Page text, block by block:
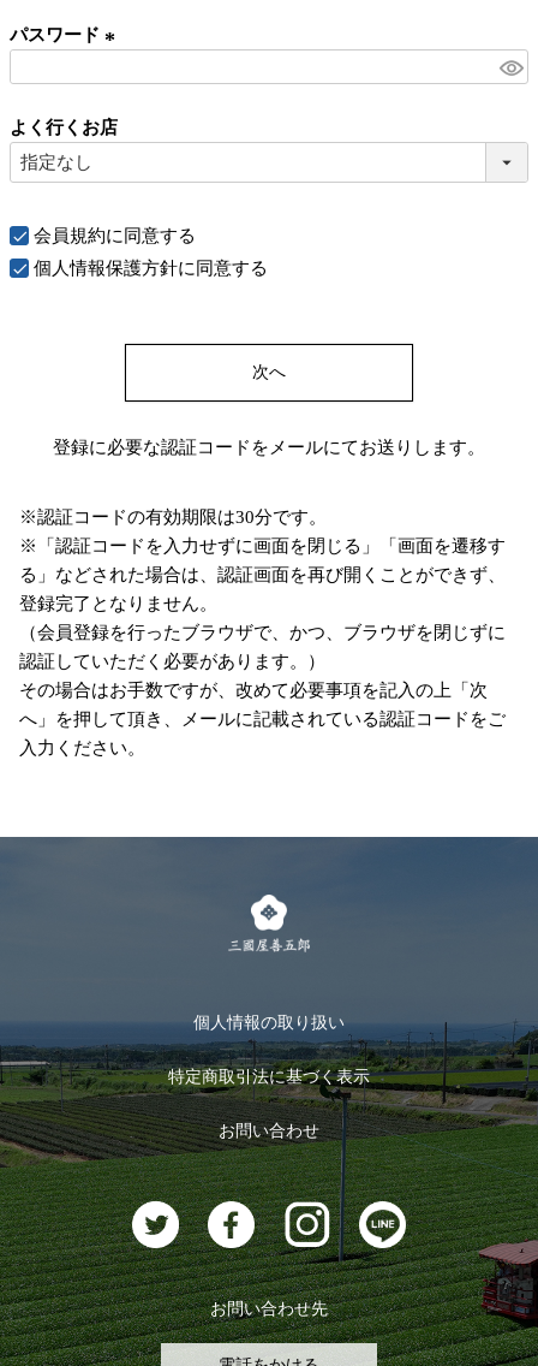
パスワード
須
よく行くお店
会員規約に同意する
個人情報保護方針に同意する
次へ
登録に必要な認証コードをメールにてお送りします。
※認証コードの有効期限は30分です。
※「認証コードを入力せずに画面を閉じる」「画面を遷移す
る」などされた場合は、認証画面を再び開くことができず、
登録完了となりません。
（会員登録を行ったブラウザで、かつ、ブラウザを閉じずに
認証していただく必要があります。）
その場合はお手数ですが、改めて必要事項を記入の上「次
へ」を押して頂き、メールに記載されている認証コードをご
入力ください。
個人情報の取り扱い
特定商取引法に基づく表示
お問い合わせ
お問い合わせ先